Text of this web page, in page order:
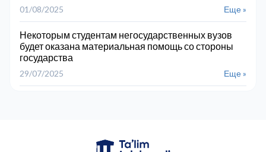
01/08/2025 Еще »
Некоторым студентам негосударственных вузов
будет оказана материальная помощь со стороны
государства
29/07/2025 Еще »